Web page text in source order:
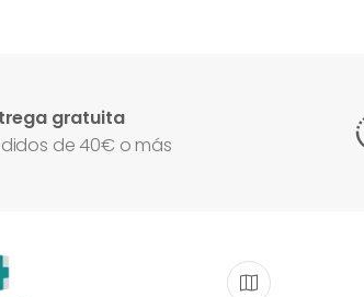
gratuita
de 40€ o más